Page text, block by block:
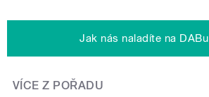
Jak nás naladíte na DABu
VÍCE Z POŘADU